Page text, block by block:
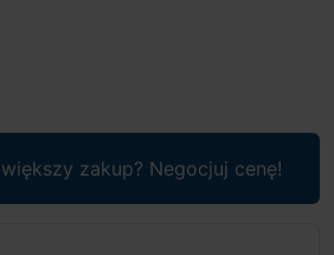
zakup? Negocjuj cenę!